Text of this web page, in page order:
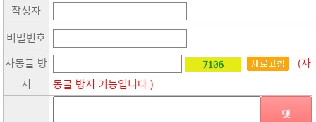
작성자
비밀번호
자동글 방
지
(자
동글 방지 기능입니다.)
댓